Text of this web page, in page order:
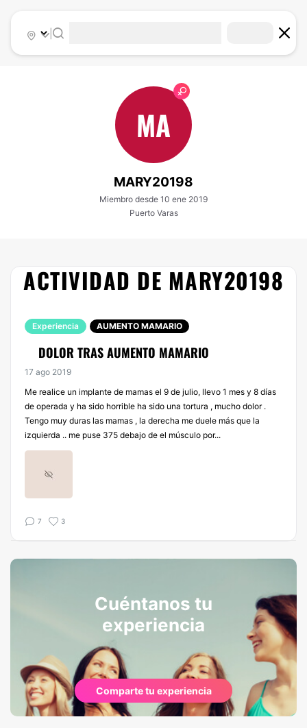
|
MA
MARY20198
Miembro desde 10 ene 2019
Puerto Varas
ACTIVIDAD DE MARY20198
Experiencia AUMENTO MAMARIO
DOLOR TRAS AUMENTO MAMARIO
17 ago 2019
Me realice un implante de mamas el 9 de julio, llevo 1 mes y 8 días
de operada y ha sido horrible ha sido una tortura , mucho dolor .
Tengo muy duras las mamas , la derecha me duele más que la
izquierda .. me puse 375 debajo de el músculo por...
7 3
Cuéntanos tu
experiencia
Comparte tu experiencia